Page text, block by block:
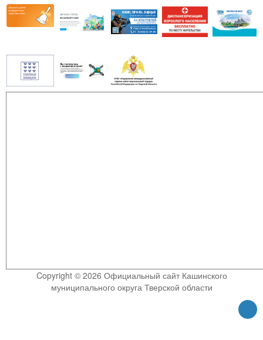
Copyright © 2026 Официальный сайт Кашинского
муниципального округа Тверской области